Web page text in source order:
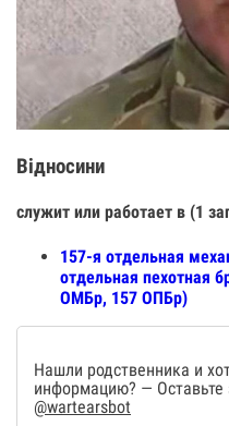
Відносини
служит или работает в (1
157-я отдельная
отдельная пехотная
ОМБр, 157 ОПБр)
Нашли родственника и
информацию? — Оставьте
@wartearsbot